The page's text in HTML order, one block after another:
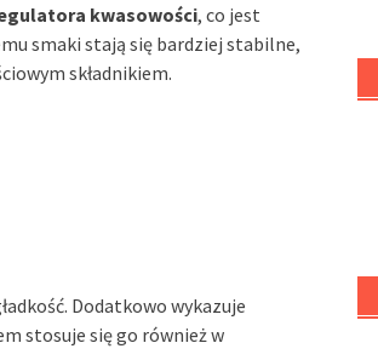
kwasowości, co jest
smaki stają się bardziej stabilne,
składnikiem.
Dodatkowo wykazuje
stosuje się go również w